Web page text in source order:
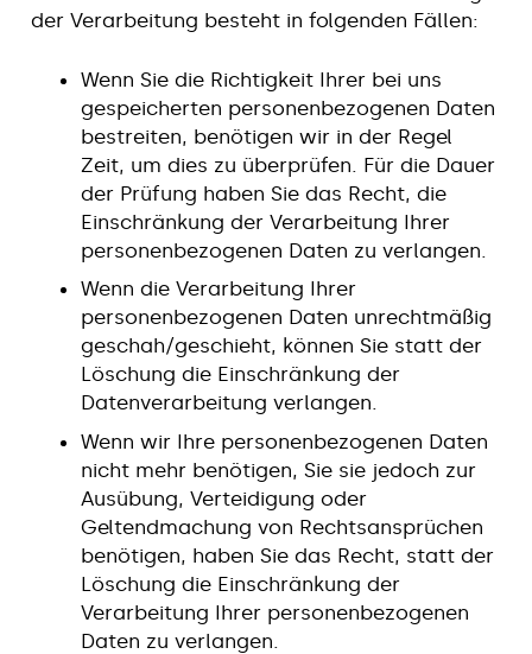
der Verarbeitung besteht in folgenden Fällen:
Wenn Sie die Richtigkeit Ihrer bei uns
gespeicherten personenbezogenen Daten
bestreiten, benötigen wir in der Regel
Zeit, um dies zu überprüfen. Für die Dauer
der Prüfung haben Sie das Recht, die
Einschränkung der Verarbeitung Ihrer
personenbezogenen Daten zu verlangen.
Wenn die Verarbeitung Ihrer
personenbezogenen Daten unrechtmäßig
geschah/geschieht, können Sie statt der
Löschung die Einschränkung der
Datenverarbeitung verlangen.
Wenn wir Ihre personenbezogenen Daten
nicht mehr benötigen, Sie sie jedoch zur
Ausübung, Verteidigung oder
Geltendmachung von Rechtsansprüchen
benötigen, haben Sie das Recht, statt der
Löschung die Einschränkung der
Verarbeitung Ihrer personenbezogenen
Daten zu verlangen.